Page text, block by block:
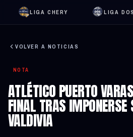
LIGA CHERY LIGA DOS
VOLVER A NOTICIAS
NOTA
ATLÉTICO PUERTO
FINAL TRAS IMPONERSE
VALDIVIA